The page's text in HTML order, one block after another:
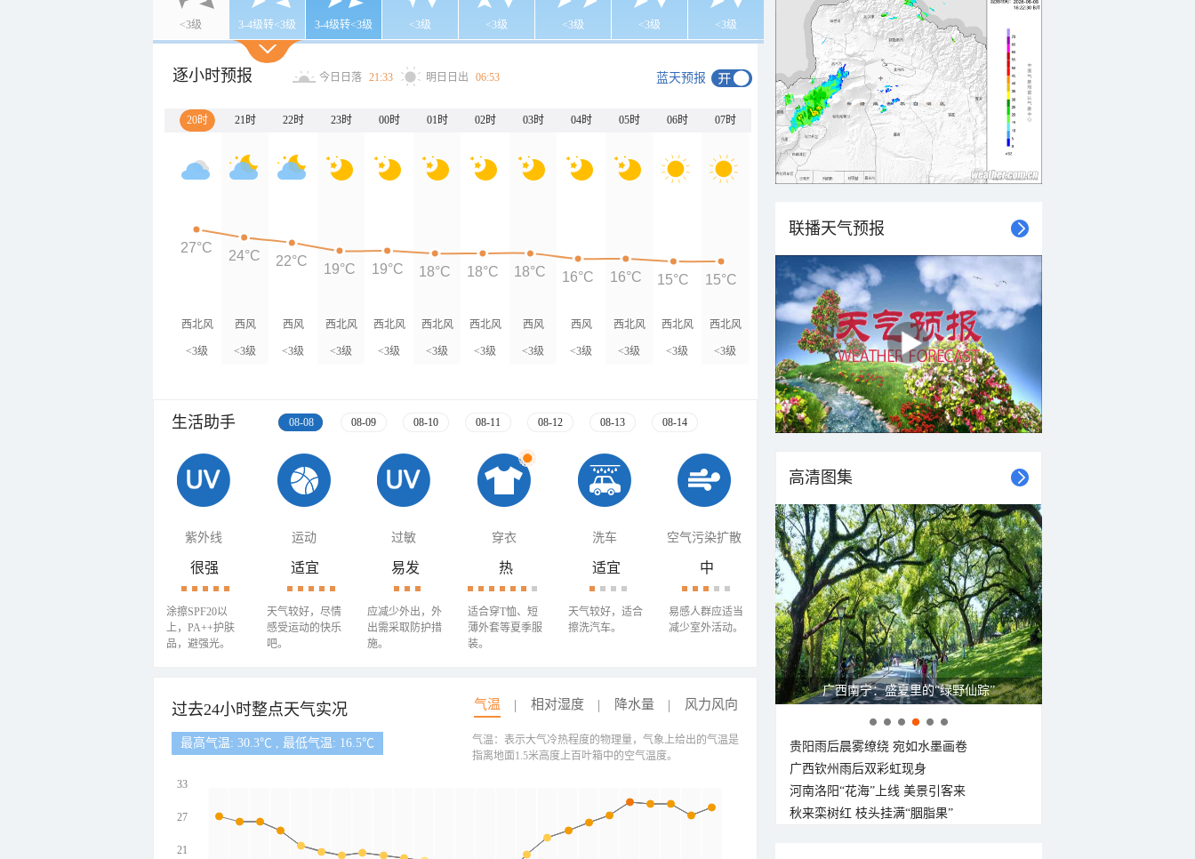
<3级 3-4级转<3级 3-4级转<3级 <3级 <3级 <3级 <3级 <3级
逐小时预报 今日日落 21:33 明日日出 06:53 蓝天预报
20时 21时 22时 23时 00时 01时 02时 03时 04时 05时 06时 07时
西北风
<3级
西风
<3级
西风
<3级
西北风
<3级
西北风
<3级
西北风
<3级
西北风
<3级
西风
<3级
西风
<3级
西北风
<3级
西北风
<3级
西北风
<3级
27°C
24°C 22°C
19°C 19°C 18°C 18°C 18°C 16°C 16°C 15°C 15°C
生活助手 08-08 08-09 08-10 08-11 08-12 08-13 08-14
紫外线 运动 过敏 穿衣 洗车 空气污染扩散
很强
涂擦SPF20以
上，PA++护肤
品，避强光。
适宜
天气较好，尽情
感受运动的快乐
吧。
易发
应减少外出，外
出需采取防护措
施。
热
适合穿T恤、短
薄外套等夏季服
装。
适宜
天气较好，适合
擦洗汽车。
中
易感人群应适当
减少室外活动。
过去24小时整点天气实况 气温 相对湿度 降水量 风力风向
最高气温: 30.3℃ , 最低气温: 16.5℃
33
27
21
气温：表示大气冷热程度的物理量，气象上给出的气温是
指离地面1.5米高度上百叶箱中的空气温度。
联播天气预报
高清图集
广西南宁：盛夏里的“绿野仙踪”
贵阳雨后晨雾缭绕 宛如水墨画卷
广西钦州雨后双彩虹现身
河南洛阳“花海”上线 美景引客来
秋来栾树红 枝头挂满“胭脂果”